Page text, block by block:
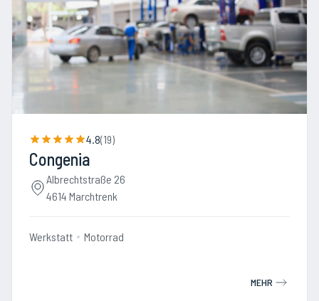
4.8(19)
Congenia
Albrechtstraße 26
4614 Marchtrenk
Werkstatt Motorrad
MEHR